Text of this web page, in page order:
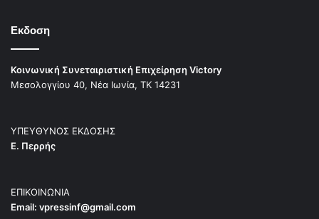
Εκδοση
Κοινωνική Συνεταιριστική Επιχείρηση Victory
Μεσολογγίου 40, Νέα Ιωνία, ΤΚ 14231
ΥΠΕΥΘΥΝΟΣ ΕΚΔΟΣΗΣ
Ε. Περρής
ΕΠΙΚΟΙΝΩΝΙΑ
Email: vpressinf@gmail.com